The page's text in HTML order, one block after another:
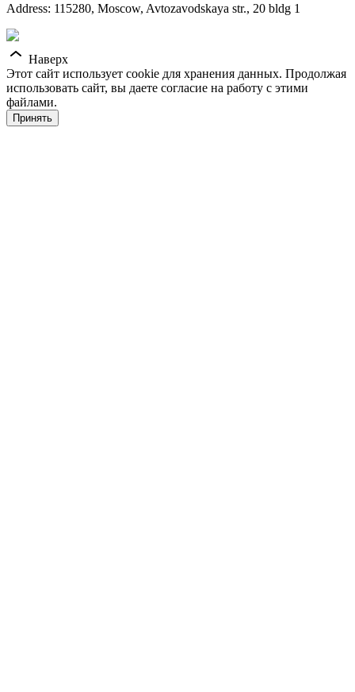
Address: 115280, Moscow, Avtozavodskaya str., 20 bldg 1
Наверх
Этот сайт использует cookie для хранения данных. Продолжая
использовать сайт, вы даете согласие на работу с этими
файлами.
Принять